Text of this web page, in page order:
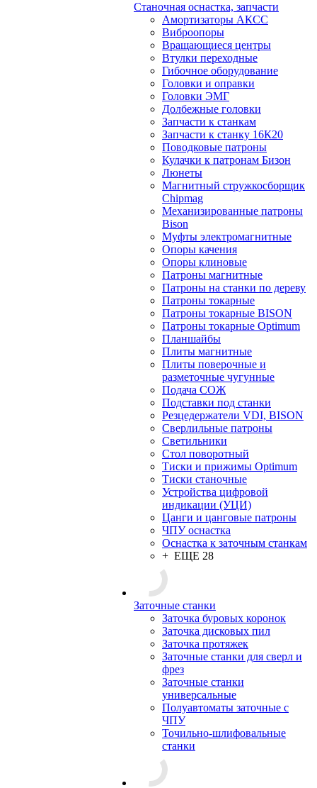
Станочная оснастка, запчасти
Амортизаторы АКСС
Виброопоры
Вращающиеся центры
Втулки переходные
Гибочное оборудование
Головки и оправки
Головки ЭМГ
Долбежные головки
Запчасти к станкам
Запчасти к станку 16К20
Поводковые патроны
Кулачки к патронам Бизон
Люнеты
Магнитный стружкосборщик
Chipmag
Механизированные патроны
Bison
Муфты электромагнитные
Опоры качения
Опоры клиновые
Патроны магнитные
Патроны на станки по дереву
Патроны токарные
Патроны токарные BISON
Патроны токарные Optimum
Планшайбы
Плиты магнитные
Плиты поверочные и
разметочные чугунные
Подача СОЖ
Подставки под станки
Резцедержатели VDI, BISON
Сверлильные патроны
Светильники
Стол поворотный
Тиски и прижимы Optimum
Тиски станочные
Устройства цифровой
индикации (УЦИ)
Цанги и цанговые патроны
ЧПУ оснастка
Оснастка к заточным станкам
+ ЕЩЕ 28
Заточные станки
Заточка буровых коронок
Заточка дисковых пил
Заточка протяжек
Заточные станки для сверл и
фрез
Заточные станки
универсальные
Полуавтоматы заточные с
ЧПУ
Точильно-шлифовальные
станки